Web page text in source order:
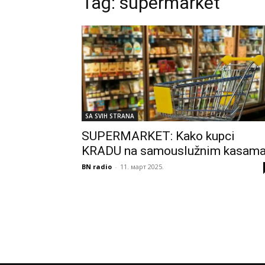
SA SVIH STRANA
SUPERMARKET: Kako kupci
KRADU na samouslužnim
BN radio - 11. март 2025.